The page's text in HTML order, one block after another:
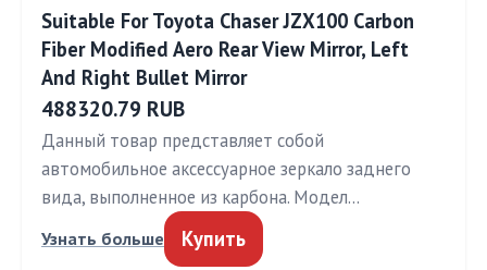
Suitable For Toyota Chaser JZX100 Carbon
Fiber Modified Aero Rear View Mirror, Left
And Right Bullet Mirror
488320.79 RUB
Данный товар представляет собой
автомобильное аксессуарное зеркало заднего
вида, выполненное из карбона. Модел…
Узнать больше Купить